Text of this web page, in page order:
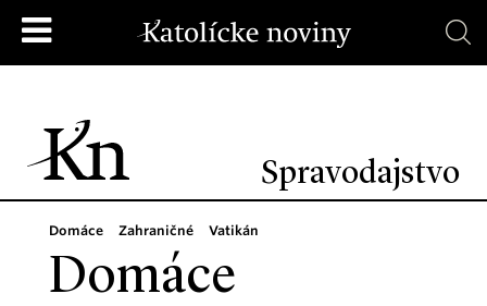
Spravodajstvo
Domáce Zahraničné Vatikán
Domáce